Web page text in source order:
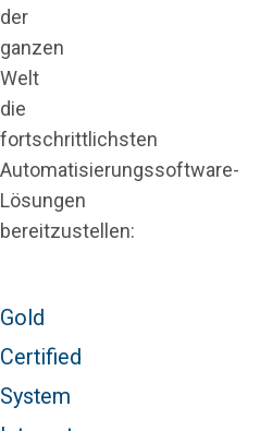
der
ganzen
Welt
die
fortschrittlichsten
Automatisierungssoftware-
Lösungen
bereitzustellen:
Gold
Certified
System